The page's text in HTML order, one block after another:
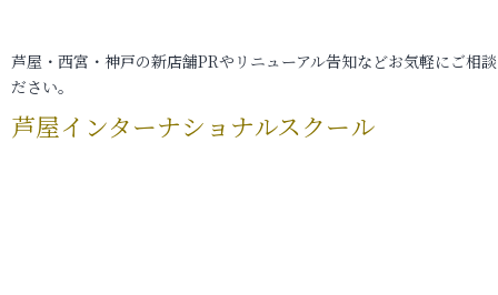
芦屋・西宮・神戸の新店舗PRやリニューアル告知などお気軽にご相
ださい。
芦屋インターナショナルスクール